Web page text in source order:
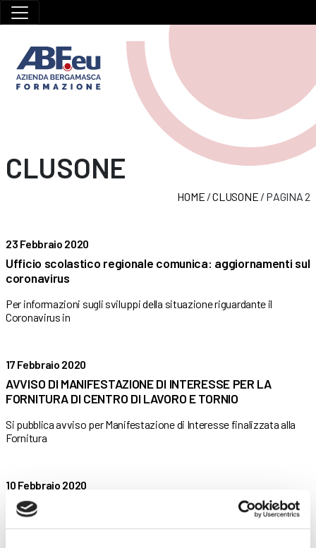
CLUSONE
HOME /CLUSONE / PAGINA 2
23 Febbraio 2020
Ufficio scolastico regionale comunica: aggiornamenti sul
coronavirus
Per informazioni sugli sviluppi della situazione riguardante il
Coronavirus in
17 Febbraio 2020
AVVISO DI MANIFESTAZIONE DI INTERESSE PER LA
FORNITURA DI CENTRO DI LAVORO E TORNIO
Si pubblica avviso per Manifestazione di Interesse finalizzata alla
Fornitura
10 Febbraio 2020
“La polis che vorrei”: la Provincia di Bergamo vince il
bando “Azione province e giovani” di UPI